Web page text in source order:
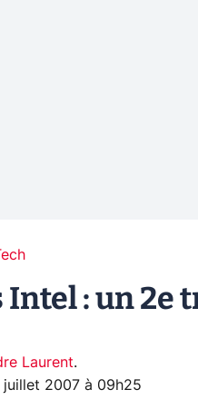
Intel : un 2e
Laurent.
juillet 2007 à 09h25